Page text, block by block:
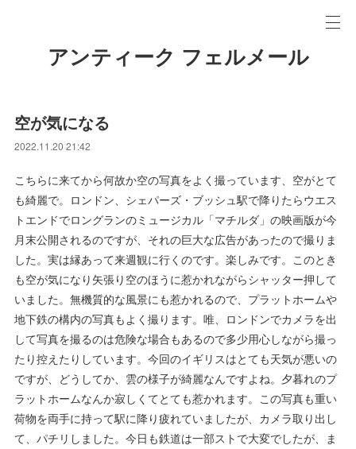
アンティーク フェルメール
空が気になる
2022.11.20 21:42
こちらに来てから何故か空の写真をよく撮っています、空がとて
も綺麗で。ロンドン、シェパーズ・ブッシュ駅で降りたらウエス
トエンドでロングランのミュージカル「マチルダ」の映画版が今
月末公開されるのですが、それの巨大な広告があったので撮りま
した。実は縁あって来週観に行くのです。楽しみです。このとき
も空が気になり矢張り空のほうに惹かれながらシャッター押して
いました。無機質的な風景にも惹かれるので、プラットホームや
地下鉄の構内の写真もよく撮ります。唯、ロンドンでカメラを出
して写真を撮るのは危険な場合もあるので多少用心しながら撮っ
たり控えたりしています。今回のイギリスはとても天気が悪いの
ですが、どうしてか、雲の様子が綺麗なんですよね。夕暮れのプ
ラットホームなんか寂しくてとても惹かれます。この写真も重い
荷物を両手に持って駅に降り疲れていましたが、カメラ取り出し
て、パチリしました。今日も鉄道は一部ストで大変でしたが、ま